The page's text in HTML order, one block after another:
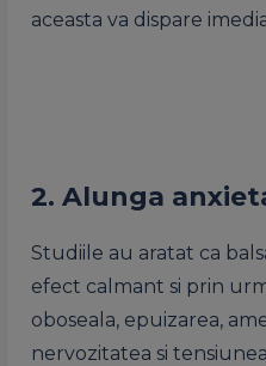
aceasta va dispare
2. Alunga
Studiile au aratat ca
efect calmant si prin
oboseala, epuizarea,
nervozitatea si